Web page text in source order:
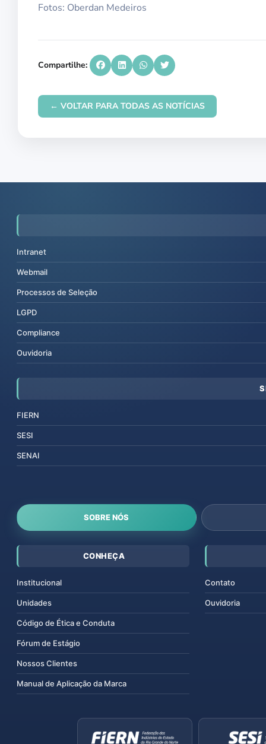
Fotos: Oberdan Medeiros
Compartilhe:
← VOLTAR PARA TODAS AS NOTÍCIAS
Intranet
Webmail
Processos de Seleção
LGPD
Compliance
Ouvidoria
FIERN
SESI
SENAI
SOBRE NÓS
CONHEÇA
Institucional
Unidades
Código de Ética e Conduta
Fórum de Estágio
Nossos Clientes
Manual de Aplicação da Marca
Contato
Ouvidoria